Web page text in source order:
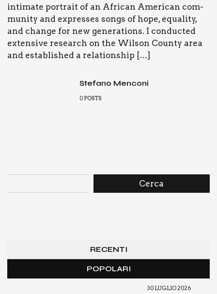
inti­ma­te por­trait of an Afri­can Ame­ri­can com­
mu­ni­ty and expres­ses songs of hope, equa­li­ty,
and chan­ge for new gene­ra­tions. I con­duc­ted
exten­si­ve research on the Wil­son Coun­ty area
and esta­bli­shed a rela­tion­ship […]
Stefano Menconi
0 POSTS
Cerca
RECENTI
POPOLARI
30 LUGLIO 2026